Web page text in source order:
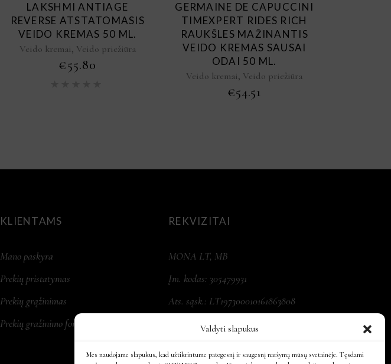
Valdyti slapukus
Mes naudojame slapukus, kad užtikrintume patogesnį ir saugesnį naršymą mūsų svetainėje. Tęsdami
LAKSHMI ANTIAGE
REVERSE ATSTATOMASIS
VEIDO KREMAS 50 ML.
Veido kremai, Veido priežiūra
€55.80
GERMAINE DE CAPUCCINI
TIMEXPERT RIDES RICH
RAUKŠLES MAŽINANTIS
VEIDO KREMAS SAUSAI
ODAI 50 ML.
Veido kremai, Veido priežiūra
€54.51
KLIENTAMS
Mano paskyra
Prekių pristatymas
Prekių grąžinimas
Prekių gražinimo forma
REKVIZITAI
MONA LT, MB
Įm. kodas: 305479931
Ats. sąsk.: LT197300010161863808